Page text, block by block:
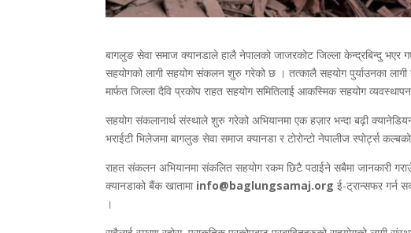
बागलुङ सेवा समाज क्यानडाले हालै नेपालको जाजरकोट जिल्ला केन्द्रबिन्दु
सहयोगको लागी सहयोग संकलन शुरु गरेको छ । तत्कालै सहयोग पुर्याउनका
मार्फत जिल्ला दैवि प्रकोप राहत सहयोग समितिलाई आकस्मिक सहयोग व्यवस्थापन
सहयोग संकलानार्थ संस्थाले शुरु गरेको अभियानमा एक हज़ार भन्दा बढ़ी
भराईटी भिलेजमा बागलुङ सेवा समाज क्यानडा र टोरोन्टो नेपालीज स्पोर्ट्स
राहत संकलन अभियानमा संकलित सहयोग रकम छिटै पठाईने सबैमा जानकारी
क्यानडाको बैंक खातामा info@baglungsamaj.org ई-ट्रान्सफर गर्न
।